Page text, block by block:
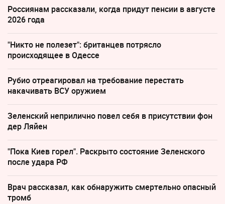
Россиянам рассказали, когда придут пенсии в августе
2026 года
"Никто не полезет": британцев потрясло
происходящее в Одессе
Рубио отреагировал на требование перестать
накачивать ВСУ оружием
Зеленский неприлично повел cебя в присутствии фон
дер Ляйен
"Пока Киев горел". Раскрыто состояние Зеленского
после удара РФ
Врач рассказал, как обнаружить смертельно опасный
тромб